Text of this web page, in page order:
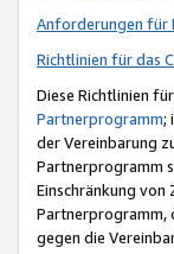
Anforderungen für
Richtlinien für das
Diese Richtlinien
Partnerprogramm;
der Vereinbarung
Partnerprogramm
Einschränkung
Partnerprogramm,
gegen die